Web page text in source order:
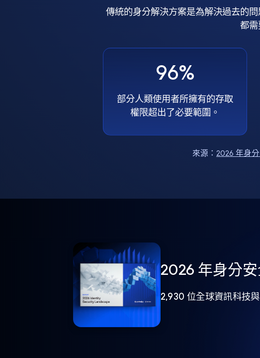
傳統的身分解決方案是為解決過去的
都需
96%
部分人類使用者所擁有的存取
權限超出了必要範圍。
來源： 2026 年身
2026 年身分
2,930 位全球資訊科技